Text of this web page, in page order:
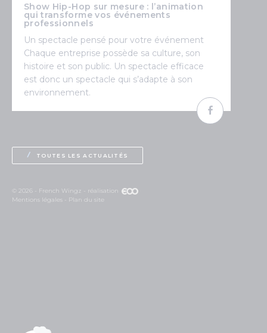
Show Hip-Hop sur mesure : l’animation
qui transforme vos événements
professionnels
Un spectacle pensé pour votre événement
Chaque entreprise possède sa culture, son
histoire et son public. Un spectacle efficace
est donc un spectacle qui s’adapte à son
environnement.
TOUTES LES ACTUALITÉS
© 2026 - French Wingz - réalisation
Mentions légales
Plan du site